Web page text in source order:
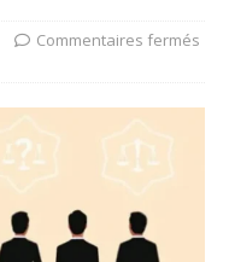
Commentaires fermés